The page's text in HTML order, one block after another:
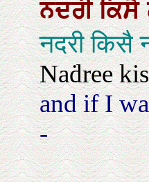
ਨਦਰੀਕਿਸੈ
नदरी
Naḋree
and if I
-